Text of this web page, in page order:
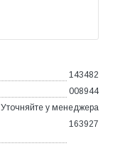
143482
008944
Уточняйте у менеджера
163927